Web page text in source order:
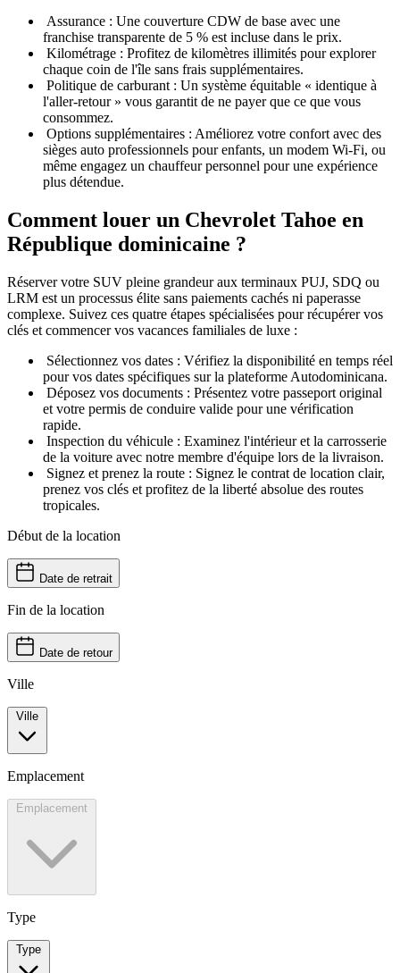
Assurance : Une couverture CDW de base avec une
franchise transparente de 5 % est incluse dans le prix.
Kilométrage : Profitez de kilomètres illimités pour explorer
chaque coin de l'île sans frais supplémentaires.
Politique de carburant : Un système équitable « identique à
l'aller-retour » vous garantit de ne payer que ce que vous
consommez.
Options supplémentaires : Améliorez votre confort avec des
sièges auto professionnels pour enfants, un modem Wi-Fi, ou
même engagez un chauffeur personnel pour une expérience
plus détendue.
Comment louer un Chevrolet Tahoe en
République dominicaine ?
Réserver votre SUV pleine grandeur aux terminaux PUJ, SDQ ou
LRM est un processus élite sans paiements cachés ni paperasse
complexe. Suivez ces quatre étapes spécialisées pour récupérer vos
clés et commencer vos vacances familiales de luxe :
Sélectionnez vos dates : Vérifiez la disponibilité en temps réel
pour vos dates spécifiques sur la plateforme Autodominicana.
Déposez vos documents : Présentez votre passeport original
et votre permis de conduire valide pour une vérification
rapide.
Inspection du véhicule : Examinez l'intérieur et la carrosserie
de la voiture avec notre membre d'équipe lors de la livraison.
Signez et prenez la route : Signez le contrat de location clair,
prenez vos clés et profitez de la liberté absolue des routes
tropicales.
Début de la location
Date de retrait
Fin de la location
Date de retour
Ville
Ville
Emplacement
Emplacement
Type
Type